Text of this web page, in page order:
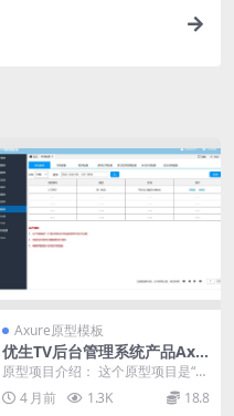
Axure原型模板
优生TV后台管理系统产品Axu
re原型模板案例下载
原型项目介绍： 这个原型项目是“优
生TV后台”的管理界面，旨在为视频
内容平台提供...
4 月前 1.3K 18.8